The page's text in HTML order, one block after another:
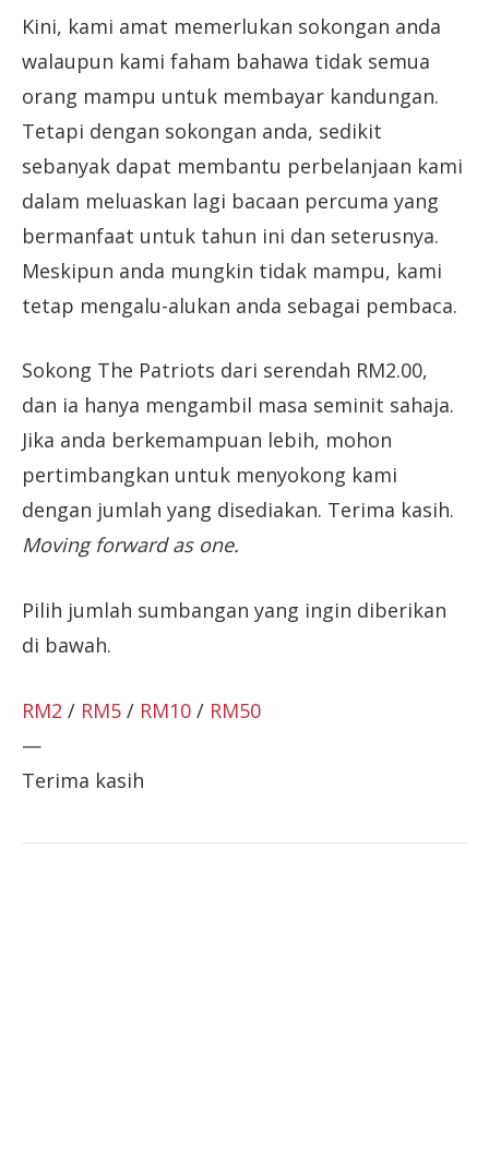
Kini, kami amat memerlukan sokongan anda
walaupun kami faham bahawa tidak semua
orang mampu untuk membayar kandungan.
Tetapi dengan sokongan anda, sedikit
sebanyak dapat membantu perbelanjaan kami
dalam meluaskan lagi bacaan percuma yang
bermanfaat untuk tahun ini dan seterusnya.
Meskipun anda mungkin tidak mampu, kami
tetap mengalu-alukan anda sebagai pembaca.
Sokong The Patriots dari serendah RM2.00,
dan ia hanya mengambil masa seminit sahaja.
Jika anda berkemampuan lebih, mohon
pertimbangkan untuk menyokong kami
dengan jumlah yang disediakan. Terima kasih.
Moving forward as one.
Pilih jumlah sumbangan yang ingin diberikan
di bawah.
RM2 / RM5 / RM10 / RM50
—
Terima kasih